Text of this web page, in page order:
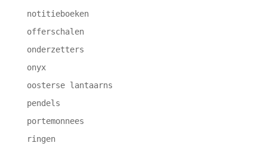
notitieboeken
offerschalen
onderzetters
onyx
oosterse lantaarns
pendels
portemonnees
ringen